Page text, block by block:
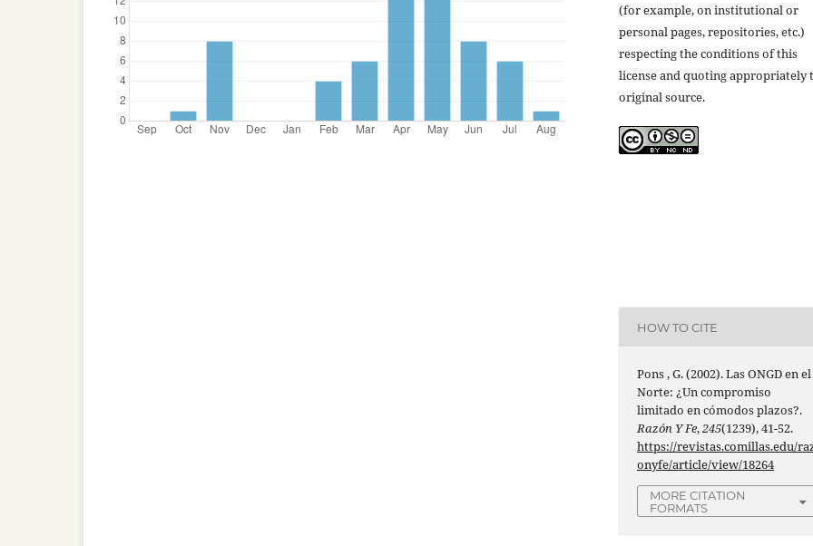
(for example, on institutional or
personal pages, repositories, etc.)
respecting the conditions of this
license and quoting appropriately
original source.
HOW TO CITE
Pons , G. (2002). Las ONGD en el
Norte: ¿Un compromiso
limitado en cómodos plazos?.
Razón Y Fe,245(1239), 41-52.
https://revistas.comillas.edu/
onyfe/article/view/18264
MORE CITATION
FORMATS